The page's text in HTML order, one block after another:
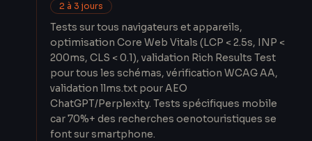
2 à 3 jours
Tests sur tous navigateurs et appareils,
optimisation Core Web Vitals (LCP < 2.5s, INP <
200ms, CLS < 0.1), validation Rich Results Test
pour tous les schémas, vérification WCAG AA,
validation llms.txt pour AEO
ChatGPT/Perplexity. Tests spécifiques mobile
car 70%+ des recherches oenotouristiques se
font sur smartphone.